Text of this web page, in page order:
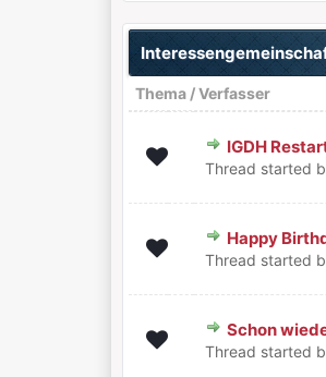
Thema/Verfasser
IGDH
Thread started
0
Happy
Thread started
0
Schon
Thread started
1